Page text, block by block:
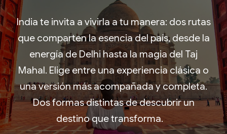
India te invita a vivirla a tu manera: dos rutas
que comparten la esencia del país, desde la
energía de Delhi hasta la magia del Taj
Mahal. Elige entre una experiencia clásica o
una versión más acompañada y completa.
Dos formas distintas de descubrir un
destino que transforma.